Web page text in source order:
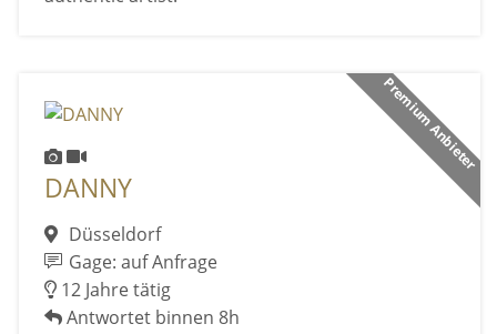
Premium Anbieter
DANNY
Düsseldorf
Gage: auf Anfrage
12 Jahre tätig
Antwortet binnen 8h